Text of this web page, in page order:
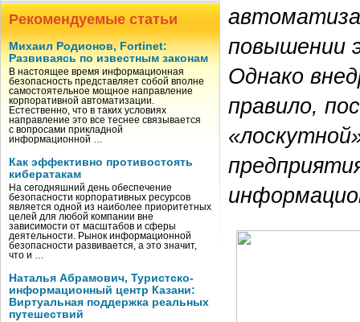
Рекомендуемые статьи
Михаил Родионов, Fortinet:
Развиваясь по известным законам
В настоящее время информационная
безопасность представляет собой вполне
самостоятельное мощное направление
корпоративной автоматизации.
Естественно, что в таких условиях
направление это все теснее связывается
с вопросами прикладной
информационной …
Как эффективно противостоять
кибератакам
На сегодняшний день обеспечение
безопасности корпоративных ресурсов
является одной из наиболее приоритетных
целей для любой компании вне
зависимости от масштабов и сферы
деятельности. Рынок информационной
безопасности развивается, а это значит,
что и …
Наталья Абрамович, Туристско-
информационный центр Казани:
Виртуальная поддержка реальных
путешествий
повышении
Однако
правило,